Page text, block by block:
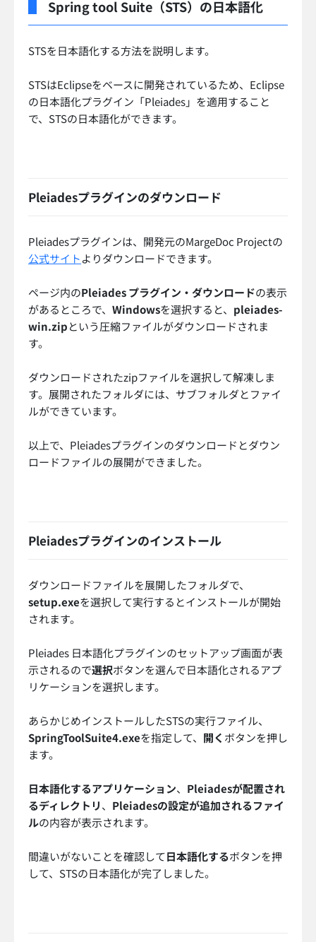
Spring tool Suite（STS）の日本語化
STSを日本語化する方法を説明します。
STSはEclipseをベースに開発されているため、Eclipse
の日本語化プラグイン「Pleiades」を適用すること
で、STSの日本語化ができます。
Pleiadesプラグインのダウンロード
Pleiadesプラグインは、開発元のMargeDoc Projectの
公式サイトよりダウンロードできます。
ページ内のPleiades プラグイン・ダウンロードの表示
があるところで、 Windowsを選択すると、 pleiades-
win.zipという圧縮ファイルがダウンロードされま
す。
ダウンロードされたzipファイルを選択して解凍しま
す。展開されたフォルダには、サブフォルダとファイ
ルができています。
以上で、Pleiadesプラグインのダウンロードとダウン
ロードファイルの展開ができました。
Pleiadesプラグインのインストール
ダウンロードファイルを展開したフォルダで、
setup.exeを選択して実行するとインストールが開始
されます。
Pleiades 日本語化プラグインのセットアップ画面が表
示されるので選択ボタンを選んで日本語化されるアプ
リケーションを選択します。
あらかじめインストールしたSTSの実行ファイル、
SpringToolSuite4.exeを指定して、 開く ボタンを押し
ます。
日本語化するアプリケーション、 Pleiadesが配置され
るディレクトリ、 Pleiadesの設定が追加されるファイ
ルの内容が表示されます。
間違いがないことを確認して日本語化するボタンを押
して、STSの日本語化が完了しました。